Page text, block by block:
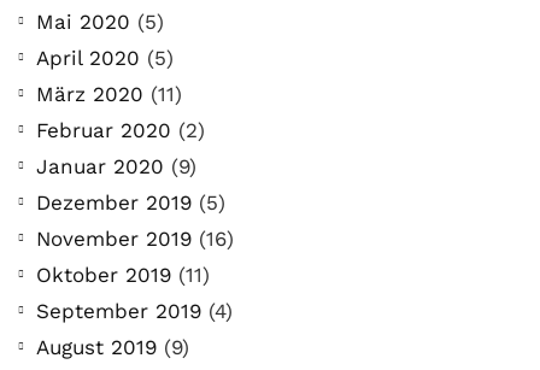
Mai 2020 (5)
April 2020 (5)
März 2020 (11)
Februar 2020 (2)
Januar 2020 (9)
Dezember 2019 (5)
November 2019 (16)
Oktober 2019 (11)
September 2019 (4)
August 2019 (9)